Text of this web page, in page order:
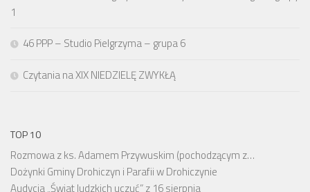
1
46 PPP – Studio Pielgrzyma – grupa 6
Czytania na XIX NIEDZIELĘ ZWYKŁĄ
TOP 10
Rozmowa z ks. Adamem Przywuskim (pochodzącym z…
Dożynki Gminy Drohiczyn i Parafii w Drohiczynie
Audycja „Świat ludzkich uczuć” z 16 sierpnia